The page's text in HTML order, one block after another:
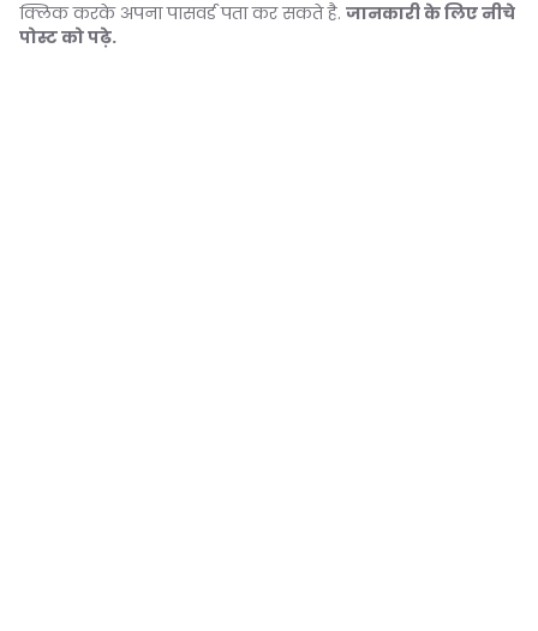
क्लिक करके अपना पासवर्ड पता कर सकते है. जानकारी के लिए नीचे
पोस्ट को पढ़े.